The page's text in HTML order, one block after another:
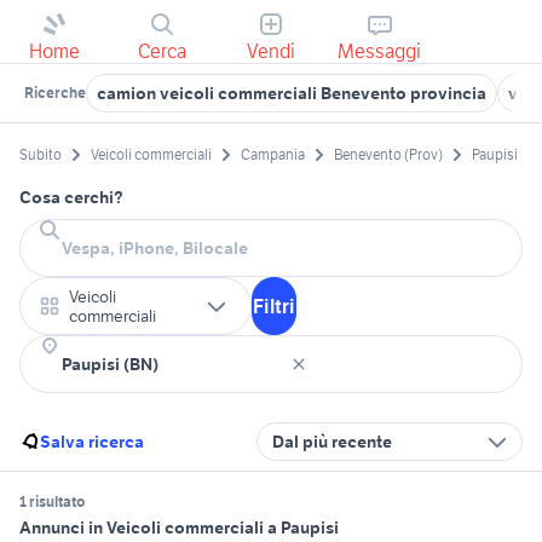
Home Cerca Vendi Messaggi
Ricerche camion veicoli commerciali Benevento provincia
Subito Veicoli commerciali Campania Benevento (Prov) Paupisi
Cosa cerchi?
Veicoli
commerciali
Filtri
Salva ricerca Dal più recente
1 risultato
Annunci in Veicoli commerciali a Paupisi